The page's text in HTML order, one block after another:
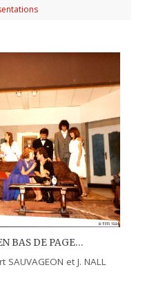
BAS DE PAGE…
et J. NALL